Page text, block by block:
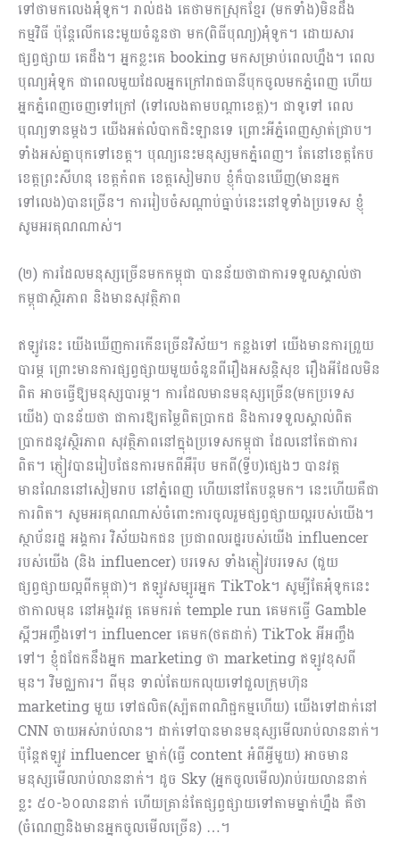
ទៅថាមកលេងអុំទូក។ រាល់ដង គេថាមកស្រុកខ្មែរ (មកទាំង)មិនដឹង
កម្មវិធី ប៉ុន្តែលើកនេះមួយចំនួនថា មក(ពិធីបុណ្យ)អុំទូក។ ដោយសារ
ផ្សព្វផ្សាយ គេដឹង។ អ្នកខ្លះគេ booking មកសម្រាប់ពេលហ្នឹង។ ពេល
បុណ្យអុំទូក ជាពេលមួយដែលអ្នកក្រៅរាជធានីបុកចូលមកភ្នំពេញ ហើយ
អ្នកភ្នំពេញចេញទៅក្រៅ (ទៅលេងតាមបណ្ដាខេត្ត)។ ជាទូទៅ ពេល
បុណ្យទានម្ដងៗ យើងអត់លំបាកជិះឡានទេ ព្រោះអីភ្នំ​ពេញស្ងាត់ជ្រាប។
ទាំងអស់គ្នាបុកទៅខេត្ត។ បុណ្យនេះមនុស្សមកភ្នំពេញ។ តែនៅខេត្តកែប
ខេត្តព្រះសីហនុ ខេត្តកំពត ខេត្តសៀមរាប ខ្ញុំក៏បានឃើញ(មានអ្នក
ទៅលេង)បានច្រើន។ ការរៀបចំសណ្ដាប់ធ្នាប់នេះនៅទូទាំងប្រទេស ខ្ញុំ
សូមអរគុណណាស់។
(២) ការដែលមនុស្សច្រើនមកកម្ពុជា បានន័យថាជាការទទួលស្គាល់ថា
កម្ពុជាស្ថិរភាព និងមានសុវត្ថិភាព
ឥឡូវនេះ យើងឃើញការកើនច្រើនវិស័យ។ កន្លងទៅ យើងមានការព្រួយ
បារម្ភ ព្រោះមានការផ្សព្វផ្សាយមួយចំនួនពីរឿងអសន្តិសុខ​ រឿងអីដែលមិន
ពិត អាចធ្វើឱ្យមនុស្សបារម្ភ។ ការដែលមានមនុស្សច្រើន(មកប្រទេស
យើង) បានន័យថា ជាការឱ្យតម្លៃពិតប្រាកដ និងការទទួលស្គាល់ពិត
ប្រាកដនូវស្ថិរភាព សុវត្ថិភាពនៅក្នុងប្រទេសកម្ពុជា ដែលនៅតែជាការ
ពិត។ ភ្ញៀវបានរៀបផែនការមកពីអឺរ៉ុប មកពី(ទ្វីប)ផ្សេងៗ បានវត្ត
មានណែននៅសៀម​រាប នៅភ្នំពេញ ហើយនៅតែបន្តមក។ នេះហើយគឺជា
ការពិត។ សូមអរគុណណាស់ចំពោះការចូលរួមផ្សព្វ​ផ្សាយល្អរបស់យើង។
ស្ថាប័នរដ្ឋ អង្គការ វិស័យឯកជន ប្រជាពលរដ្ឋរបស់យើង influencer
របស់យើង (និង influencer) បរទេស ទាំងភ្ញៀវបរទេស (ជួយ
ផ្សព្វផ្សាយល្អពីកម្ពុជា)។ ឥឡូវសម្បូរអ្នក TikTok។ សូម្បីតែអុំទូកនេះ
ថាកាលមុន នៅអង្គរវត្ត គេមករត់ temple run គេមកធ្វើ Gamble
ស្អីៗអញ្ចឹងទៅ។ influencer គេមក(ថតដាក់) TikTok អីអញ្ចឹង
ទៅ។ ខ្ញុំជជែកនឹងអ្នក marketing ថា marketing ឥឡូវខុសពី
មុន។ វិមជ្ឈការ។ ពីមុន ទាល់តែយកលុយទៅជួលក្រុមហ៊ុន
marketing មួយ ទៅផលិត(ស្ប៉តពាណិជ្ជកម្មហើយ) យើងទៅដាក់នៅ
CNN ចាយអស់រាប់លាន។ ដាក់ទៅបានមានមនុស្សមើលរាប់លាននាក់។​
ប៉ុន្តែឥឡូវ influencer ម្នាក់(ធ្វើ content អំពីអ្វីមួយ) អាចមាន
មនុស្សមើលរាប់លាននាក់។ ដូច Sky (អ្នកចូលមើល)រាប់រយលាននាក់
ខ្លះ ៥០-៦០លាននាក់ ហើយគ្រាន់តែផ្សព្វផ្សាយទៅតាមម្នាក់ហ្នឹង គឺថា
(ចំណេញនិងមានអ្នកចូលមើលច្រើន) …។